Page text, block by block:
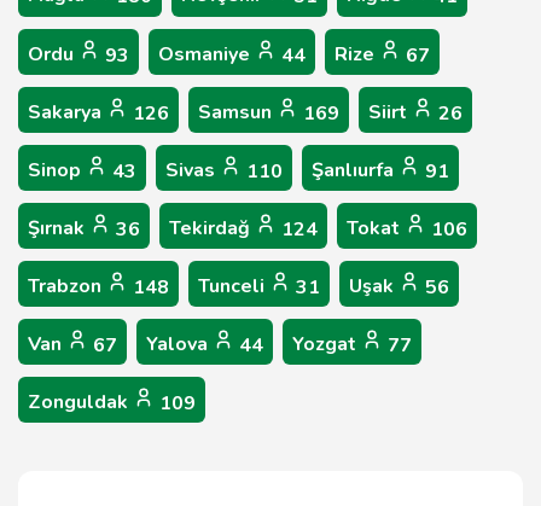
Ordu 93 Osmaniye 44 Rize 67
Sakarya 126 Samsun 169 Siirt 26
Sinop 43 Sivas 110 Şanlıurfa 91
Şırnak 36 Tekirdağ 124 Tokat 106
Trabzon 148 Tunceli 31 Uşak 56
Van 67 Yalova 44 Yozgat 77
Zonguldak 109